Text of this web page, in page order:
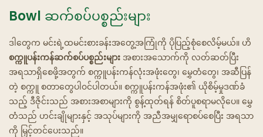
ဘူဖေး
အစားအသောက်ထရပ်ကားများ
မုန့်ဖုတ်ဆိုင်
အဆီပြန်တဲ့ဇွန်း
တစ္ဆေစားသောက်ဆိုင်များ
Bowl ဆက်စပ်ပစ္စည်းများ
ဒါတွေက မင်းရဲ့ထမင်းစားခန်းအတွေ့အကြုံကို ပိုပြည့်စုံစေလိမ့်မယ်။ ဟိ
စက္ကူပန်းကန်ဆက်စပ်ပစ္စည်းများ အစားအသောက်ကို လတ်ဆတ်ပြီး
အရသာရှိစေဖို့အတွက် စက္ကူပန်းကန်လုံးအဖုံးတွေ၊ မွှေတံတွေ၊ အဆီပြန်
တဲ့ စက္ကူ စတာတွေပါ၀င်ပါတယ်။ စက္ကူပန်းကန်အဖုံး၏ ယိုစိမ့်မှုဒဏ်ခံ
သည့် ဒီဇိုင်းသည် အစားအစာများကို စွန့်ထုတ်ရန် စိတ်ပူစရာမလိုပေ။ မွှေ
တံသည် ဟင်းချိုများနှင့် အသုပ်များကို အညီအမျှရောစပ်စေပြီး အရသာ
ကို မြှင့်တင်ပေးသည်။